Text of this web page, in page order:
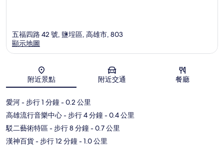
地圖
五福四路 42 號, 鹽埕區, 高雄市, 803
顯示地圖
附近景點 附近交通 餐廳
愛河- 步行 1 分鐘- 0.2 公里
高雄流行音樂中心- 步行 4 分鐘- 0.4 公里
駁二藝術特區- 步行 8 分鐘- 0.7 公里
漢神百貨- 步行 12 分鐘- 1.0 公里